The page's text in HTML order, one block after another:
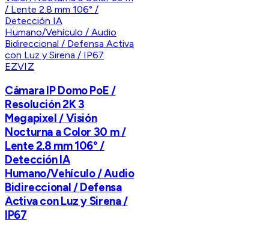
EZVIZ
Cámara IP Domo PoE /
Resolución 2K 3
Megapixel / Visión
Nocturna a Color 30 m /
Lente 2.8 mm 106° /
Detección IA
Humano/Vehículo / Audio
Bidireccional / Defensa
Activa con Luz y Sirena /
IP67